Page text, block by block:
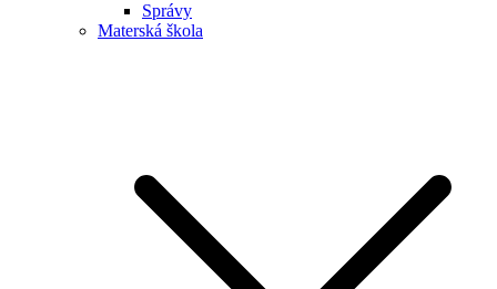
Správy
Materská škola